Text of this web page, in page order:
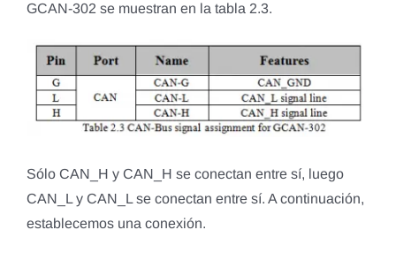
GCAN-302 se muestran en la tabla 2.3.
Sólo CAN_H y CAN_H se conectan entre sí, luego
CAN_L y CAN_L se conectan entre sí. A continuación,
establecemos una conexión.